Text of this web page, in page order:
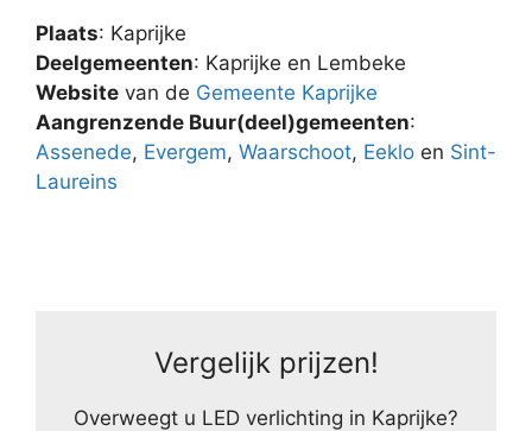
Plaats: Kaprijke
Deelgemeenten: Kaprijke en Lembeke
Website van de Gemeente Kaprijke
Aangrenzende Buur(deel)gemeenten:
Assenede, Evergem, Waarschoot, Eeklo en Sint-
Laureins
Vergelijk prijzen!
Overweegt u LED verlichting in Kaprijke?